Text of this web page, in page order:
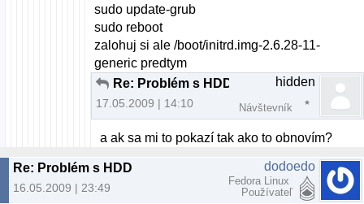
sudo update-grub
sudo reboot
zalohuj si ale /boot/initrd.img-2.6.28-11-
generic predtym
Re: Problém s HDD
17.05.2009 | 14:10
hidden
Návštevník
a ak sa mi to pokazí tak ako to obnovím?
Re: Problém s HDD
16.05.2009 | 23:49
dodoedo
Fedora Linux
Používateľ